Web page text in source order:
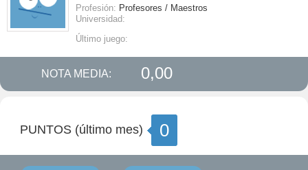
Profesión: Profesores / Maestros
Universidad:
Último juego:
NOTA MEDIA: 0,00
PUNTOS (último mes) 0